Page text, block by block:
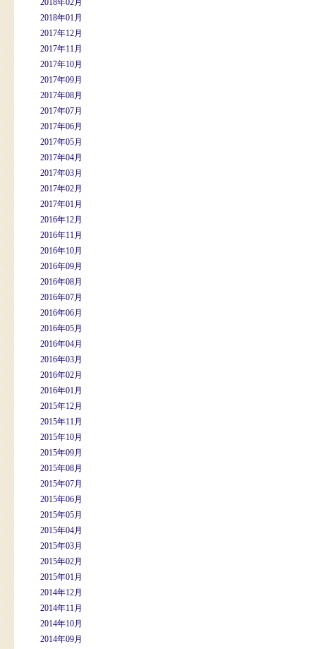
2018年02月
2018年01月
2017年12月
2017年11月
2017年10月
2017年09月
2017年08月
2017年07月
2017年06月
2017年05月
2017年04月
2017年03月
2017年02月
2017年01月
2016年12月
2016年11月
2016年10月
2016年09月
2016年08月
2016年07月
2016年06月
2016年05月
2016年04月
2016年03月
2016年02月
2016年01月
2015年12月
2015年11月
2015年10月
2015年09月
2015年08月
2015年07月
2015年06月
2015年05月
2015年04月
2015年03月
2015年02月
2015年01月
2014年12月
2014年11月
2014年10月
2014年09月